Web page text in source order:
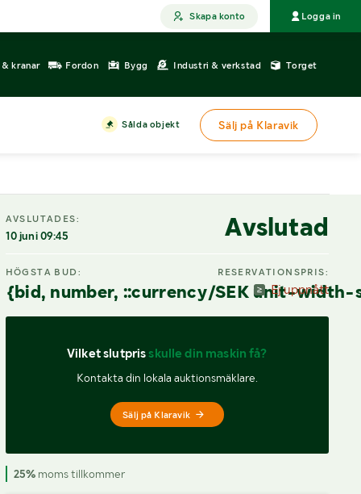
Skapa konto Logga in
kranar Fordon Bygg Industri & verkstad Torget
Sålda objekt Sälj på Klaravik
AVSLUTADES:
10 juni 09:45 Avslutad
HÖGSTA BUD:
{bid, number, ::currency/SEK unit-
RESERVATIONSPRIS:
Ej uppnått
Vilket slutpris skulle din maskin få?
Kontakta din lokala auktionsmäklare.
Sälj på Klaravik
25%moms tillkommer